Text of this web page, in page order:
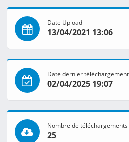
Date Upload
13/04/2021 13:06
Date dernier téléchargement
02/04/2025 19:07
Nombre de téléchargements
25